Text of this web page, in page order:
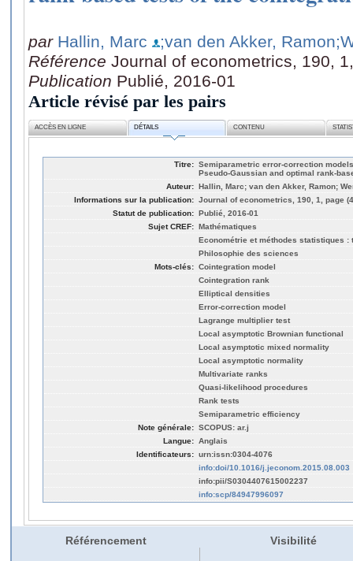
par Hallin, Marc ;van den Akker, Ramon
Référence Journal of econometrics, 190,
Publication Publié, 2016-01
Article révisé par les pairs
ACCÈS EN LIGNE DÉTAILS CONTENU
Titre: Semiparametric error-correction
Pseudo-Gaussian and optimal rank-
Auteur: Hallin, Marc; van den Akker, Ramon;
Informations sur la publication: Journal of econometrics, 190, 1, page
Statut de publication: Publié, 2016-01
Sujet CREF: Mathématiques
Econométrie et méthodes statistiques :
Philosophie des sciences
Mots-clés: Cointegration model
Cointegration rank
Elliptical densities
Error-correction model
Lagrange multiplier test
Local asymptotic Brownian functional
Local asymptotic mixed normality
Local asymptotic normality
Multivariate ranks
Quasi-likelihood procedures
Rank tests
Semiparametric efficiency
Note générale: SCOPUS: ar.j
Langue: Anglais
Identificateurs: urn:issn:0304-4076
info:doi/10.1016/j.jeconom.2015.08.003
info:pii/S0304407615002237
info:scp/84947996097
Référencement Visibilité